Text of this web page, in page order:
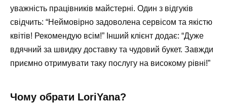
уважність працівників майстерні. Один з відгуків
свідчить: “Неймовірно задоволена сервісом та якістю
квітів! Рекомендую всім!” Інший клієнт додає: “Дуже
вдячний за швидку доставку та чудовий букет. Завжди
приємно отримувати таку послугу на високому рівні!”
Чому обрати LoriYana?